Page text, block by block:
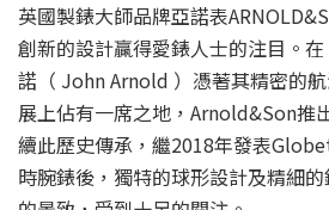
英國製錶大師品牌亞諾表
創新的設計贏得愛錶人士的注目。
諾（ John Arnold ）憑著其精密的
展上佔有一席之地，Arnold&Son推
續此歷史傳承，繼2018年發表
時腕錶後，獨特的球形設計及精細